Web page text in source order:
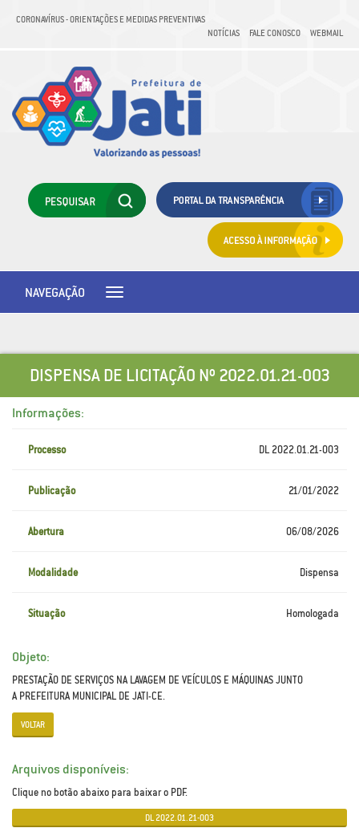
CORONAVÍRUS - ORIENTAÇÕES E MEDIDAS PREVENTIVAS
NOTÍCIAS
FALE CONOSCO WEBMAIL
Toggle
NAVEGAÇÃO
DISPENSA DE LICITAÇÃO Nº 2022.01.21-003
Informações:
Processo DL 2022.01.21-003
Publicação 21/01/2022
Abertura 06/08/2026
Modalidade Dispensa
Situação Homologada
Objeto:
PRESTAÇÃO DE SERVIÇOS NA LAVAGEM DE VEÍCULOS E MÁQUINAS JUNTO
A PREFEITURA MUNICIPAL DE JATI-CE.
VOLTAR
Arquivos disponíveis:
Clique no botão abaixo para baixar o PDF.
DL 2022.01.21-003